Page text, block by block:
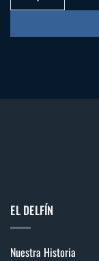
EL DELFÍN
Nuestra Historia